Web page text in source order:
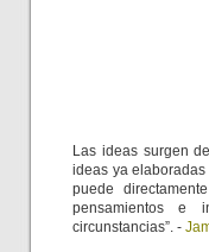
Las ideas surgen
ideas ya
puede
pensamientos e
circunstancias”. -